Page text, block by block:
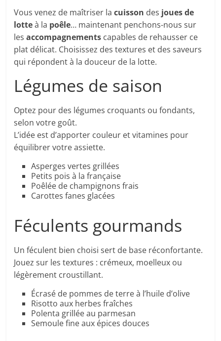
Vous venez de maîtriser lacuisson des joues de
lotteà la poêle… maintenant penchons-nous sur
lesaccompagnements capables de rehausser ce
plat délicat. Choisissez des textures et des saveurs
qui répondent à la douceur de la lotte.
Légumes de saison
Optez pour des légumes croquants ou fondants,
selon votre goût.
L’idée est d’apporter couleur et vitamines pour
équilibrer votre assiette.
Asperges vertes grillées
Petits pois à la française
Poêlée de champignons frais
Carottes fanes glacées
Féculents gourmands
Un féculent bien choisi sert de base réconfortante.
Jouez sur les textures : crémeux, moelleux ou
légèrement croustillant.
Écrasé de pommes de terre à l’huile d’olive
Risotto aux herbes fraîches
Polenta grillée au parmesan
Semoule fine aux épices douces